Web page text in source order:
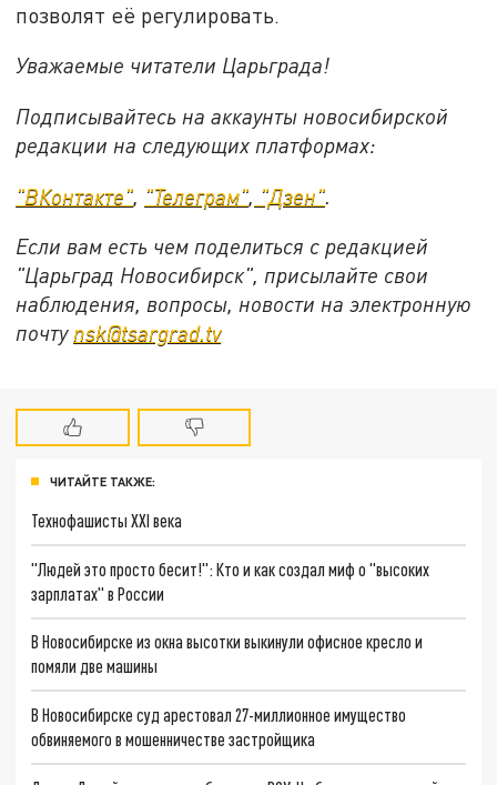
позволят её регулировать.
Уважаемые читатели Царьграда!
Подписывайтесь на аккаунты новосибирской
редакции на следующих платформах:
"ВКонтакте", "Телеграм", "Дзен".
Если вам есть чем поделиться с редакцией
"Царьград Новосибирск", присылайте свои
наблюдения, вопросы, новости на электронную
почту nsk@tsargrad.tv
ЧИТАЙТЕ ТАКЖЕ:
Технофашисты XXI века
"Людей это просто бесит!": Кто и как создал миф о "высоких
зарплатах" в России
В Новосибирске из окна высотки выкинули офисное кресло и
помяли две машины
В Новосибирске суд арестовал 27-миллионное имущество
обвиняемого в мошенничестве застройщика